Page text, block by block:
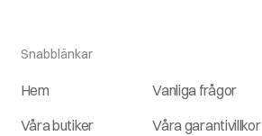
Snabblänkar
Hem
Våra butiker
Vanliga frågor
Våra garantivillkor